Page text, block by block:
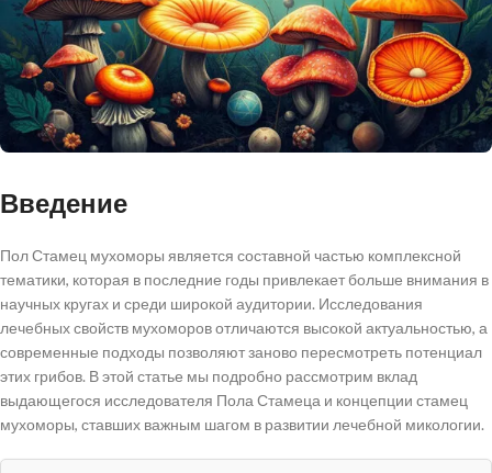
Введение
Пол Стамец мухоморы является составной частью комплексной
тематики, которая в последние годы привлекает больше внимания в
научных кругах и среди широкой аудитории. Исследования
лечебных свойств мухоморов отличаются высокой актуальностью, а
современные подходы позволяют заново пересмотреть потенциал
этих грибов. В этой статье мы подробно рассмотрим вклад
выдающегося исследователя Пола Стамеца и концепции стамец
мухоморы, ставших важным шагом в развитии лечебной микологии.